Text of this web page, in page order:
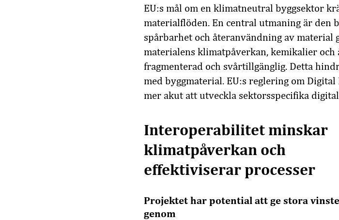
EU:s mål om en klimatneutral byggsektor
materialflöden. En central utmaning är
spårbarhet och återanvändning av material
materialens klimatpåverkan, kemikalier
fragmenterad och svårtillgänglig. Detta
med byggmaterial. EU:s reglering om
mer akut att utveckla sektorsspecifika
Interoperabilitet minskar
klimatpåverkan och
effektiviserar processer
Projektet har potential att ge stora
genom